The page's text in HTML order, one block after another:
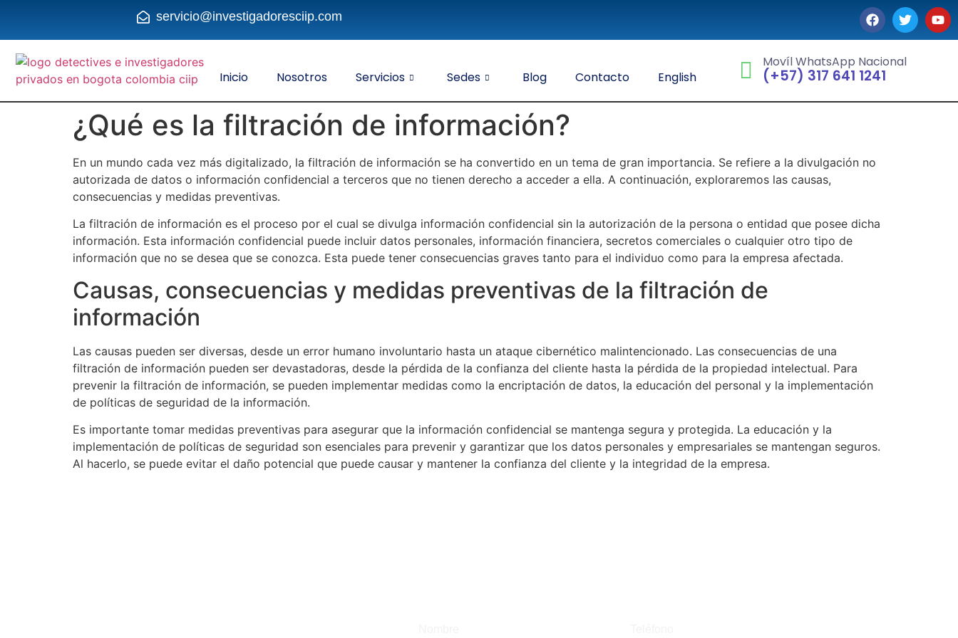
servicio@investigadoresciip.com
Inicio Nosotros Servicios Sedes Blog Contacto English
Movíl WhatsApp Nacional
(+57) 317 641 1241
¿Qué es la filtración de información?
En un mundo cada vez más digitalizado, la filtración de información se ha convertido en un tema de gran importancia. Se refiere a la divulgación no
autorizada de datos o información confidencial a terceros que no tienen derecho a acceder a ella. A continuación, exploraremos las causas,
consecuencias y medidas preventivas.
La filtración de información es el proceso por el cual se divulga información confidencial sin la autorización de la persona o entidad que posee dicha
información. Esta información confidencial puede incluir datos personales, información financiera, secretos comerciales o cualquier otro tipo de
información que no se desea que se conozca. Esta puede tener consecuencias graves tanto para el individuo como para la empresa afectada.
Causas, consecuencias y medidas preventivas de la filtración de
información
Las causas pueden ser diversas, desde un error humano involuntario hasta un ataque cibernético malintencionado. Las consecuencias de una
filtración de información pueden ser devastadoras, desde la pérdida de la confianza del cliente hasta la pérdida de la propiedad intelectual. Para
prevenir la filtración de información, se pueden implementar medidas como la encriptación de datos, la educación del personal y la implementación
de políticas de seguridad de la información.
Es importante tomar medidas preventivas para asegurar que la información confidencial se mantenga segura y protegida. La educación y la
implementación de políticas de seguridad son esenciales para prevenir y garantizar que los datos personales y empresariales se mantengan seguros.
Al hacerlo, se puede evitar el daño potencial que puede causar y mantener la confianza del cliente y la integridad de la empresa.